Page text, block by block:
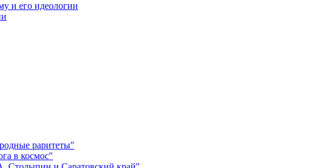
и его идеологии
раритеты"
в космос"